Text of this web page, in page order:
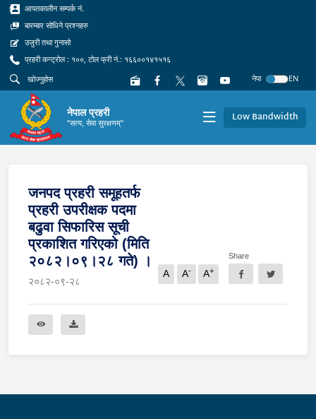
आपतकालीन सम्पर्क नं.
बारम्बार सोधिने प्रश्नहरु
उजुरी तथा गुनासो
प्रहरी कन्ट्रोल : १००, टोल फ्री नं.: १६६००१४१५१६
नेपा
EN
नेपाल प्रहरी
"सत्य, सेवा सुरक्षणम्" Low Bandwidth
जनपद प्रहरी समूहतर्फ
प्रहरी उपरीक्षक पदमा
बढुवा सिफारिस सूची
प्रकाशित गरिएको (मिति
२०८२।०९।२८ गते) ।
२०८२-०९-२८
A A- A+
Share